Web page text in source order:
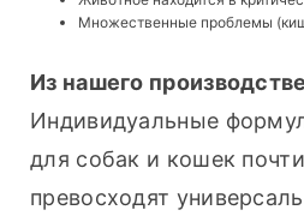
Множественные проблемы
Из нашего
Индивидуальные
для собак и кошек
превосходят